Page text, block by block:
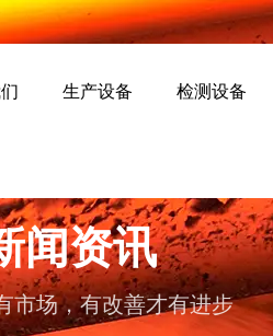
生产设备 检测设备
闻资讯
市场，有改善才有进步